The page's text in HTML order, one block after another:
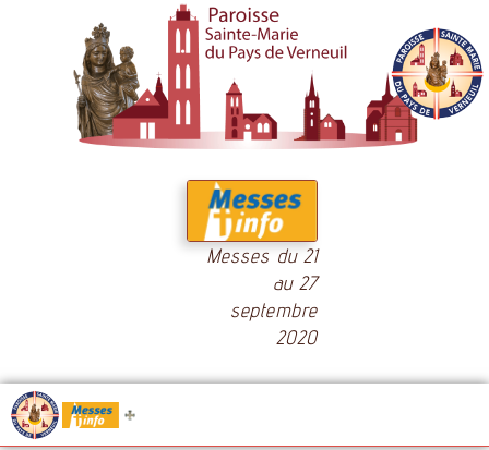
Messes du 21
au 27
septembre
2020
Messes